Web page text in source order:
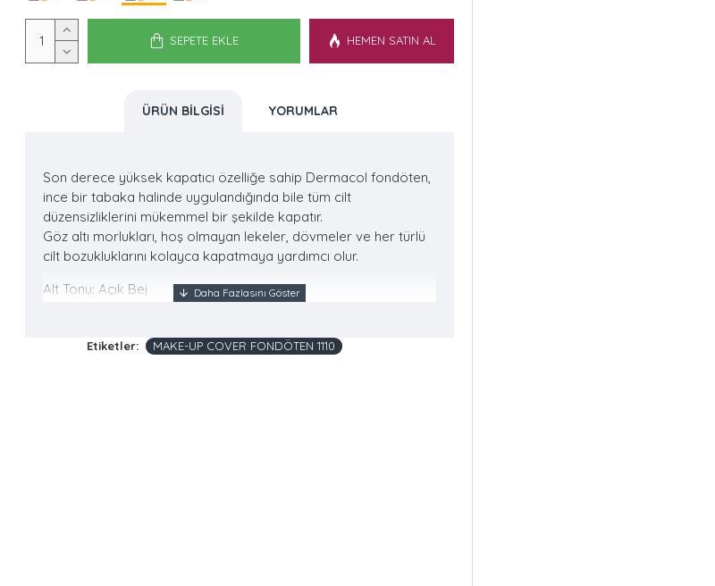
SEPETE EKLE HEMEN SATIN AL
ÜRÜN BILGISI YORUMLAR
Son derece yüksek kapatıcı özelliğe sahip Dermacol fondöten,
ince bir tabaka halinde uygulandığında bile tüm cilt
düzensizliklerini mükemmel bir şekilde kapatır.
Göz altı morlukları, hoş olmayan lekeler, dövmeler ve her türlü
cilt bozukluklarını kolayca kapatmaya yardımcı olur.
Alt Tonu: Açık Bej
Etiketler: MAKE-UP COVER FONDÖTEN 1110